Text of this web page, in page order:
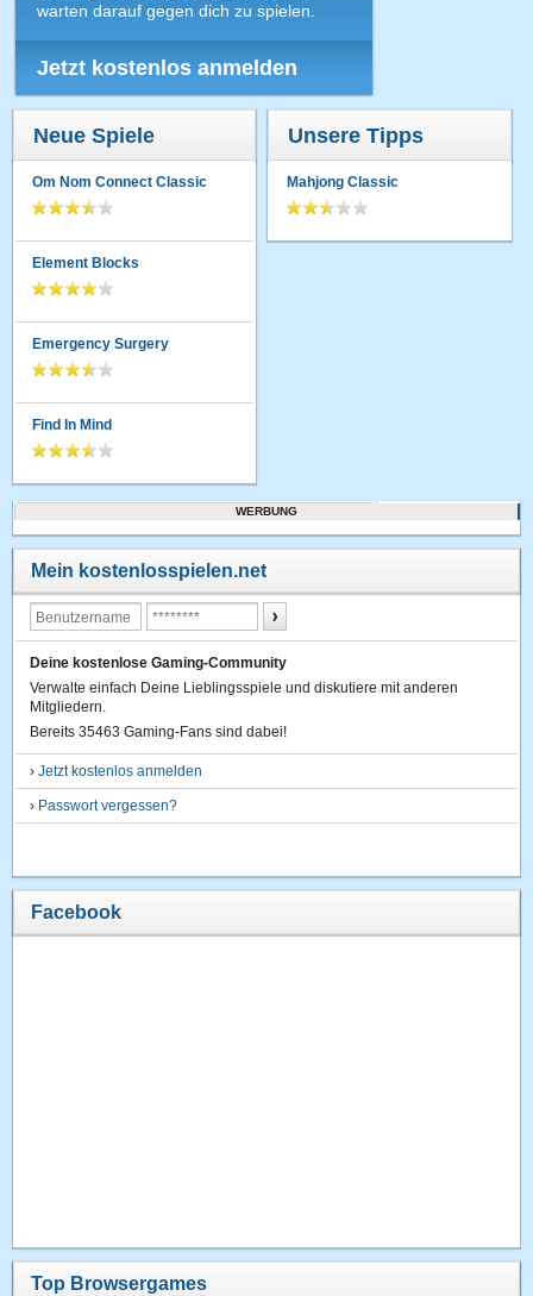
warten darauf gegen dich zu spielen.
Jetzt kostenlos anmelden
Neue Spiele
Om Nom Connect Classic
Element Blocks
Emergency Surgery
Find In Mind
Unsere Tipps
Mahjong Classic
WERBUNG
Mein kostenlosspielen.net
Deine kostenlose Gaming-Community
Verwalte einfach Deine Lieblingsspiele und diskutiere mit anderen
Mitgliedern.
Bereits 35463 Gaming-Fans sind dabei!
›Jetzt kostenlos anmelden
› Passwort vergessen?
Facebook
Top Browsergames